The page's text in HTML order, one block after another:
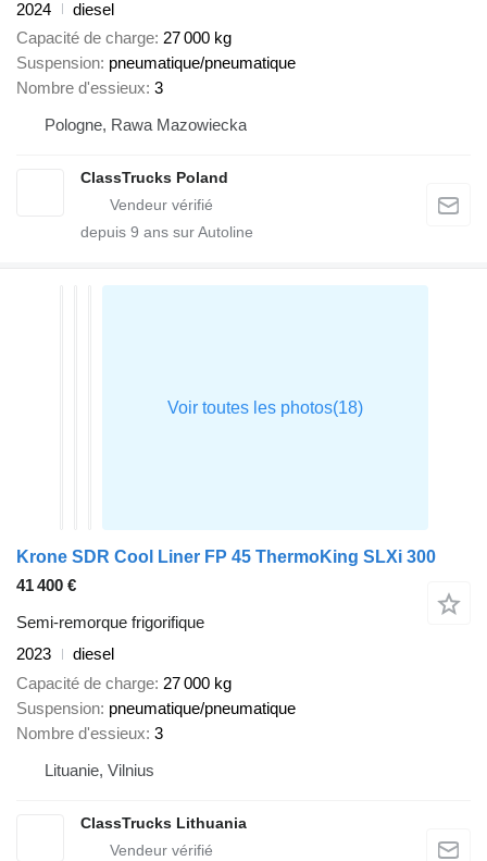
2024
diesel
Capacité de charge 27 000 kg
Suspension pneumatique/pneumatique
Nombre d'essieux 3
Pologne, Rawa Mazowiecka
ClassTrucks Poland
depuis 9 ans sur Autoline
Krone SDR Cool Liner FP 45 ThermoKing SLXi 300
41 400 €
Semi-remorque frigorifique
2023
diesel
Capacité de charge 27 000 kg
Suspension pneumatique/pneumatique
Nombre d'essieux 3
Lituanie, Vilnius
ClassTrucks Lithuania